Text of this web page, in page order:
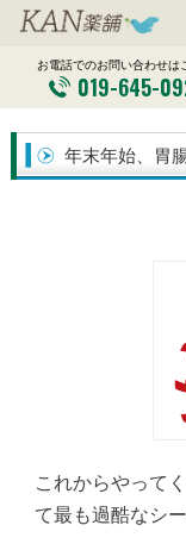
お電話でのお問い合わせは
019-645-
年末年始、胃
これからやって
て最も過酷なシ